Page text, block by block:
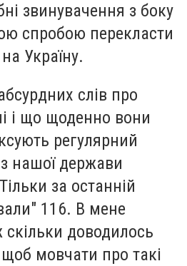
звинувачення з боку
спробою перекласти
Україну.
слів про
і що щоденно вони
регулярний
нашої держави
за останній
116. В мене
доводилось
мовчати про такі